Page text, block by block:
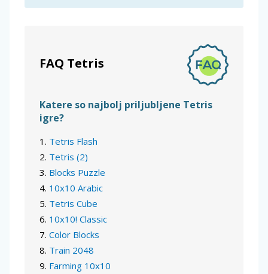
FAQ Tetris
Katere so najbolj priljubljene Tetris
igre?
Tetris Flash
Tetris (2)
Blocks Puzzle
10x10 Arabic
Tetris Cube
10x10! Classic
Color Blocks
Train 2048
Farming 10x10